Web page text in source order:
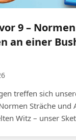
9 –
an einer
treffen sich
Sträche und
Witz – unser